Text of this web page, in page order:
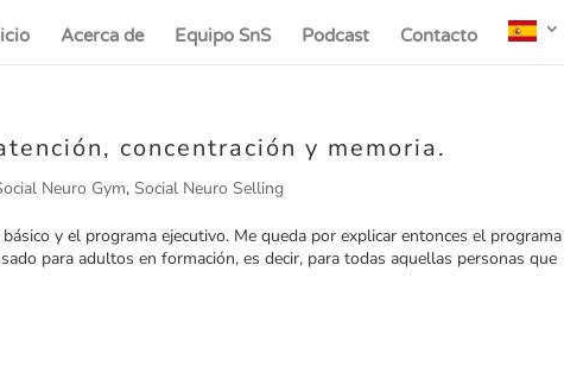
Acerca de Equipo SnS Podcast Contacto
concentración y memoria.
Neuro Gym, Social Neuro Selling
y el programa ejecutivo. Me queda por explicar entonces el programa
para adultos en formación, es decir, para todas aquellas personas que